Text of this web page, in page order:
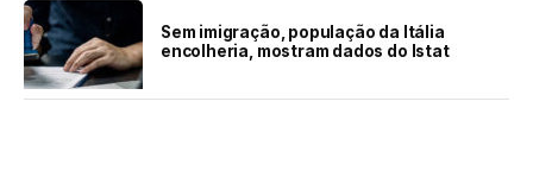
Sem imigração, população da Itália
encolheria, mostram dados do Istat